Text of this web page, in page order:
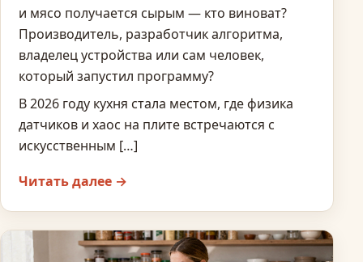
и мясо получается сырым — кто виноват?
Производитель, разработчик алгоритма,
владелец устройства или сам человек,
который запустил программу?
В 2026 году кухня стала местом, где физика
датчиков и хаос на плите встречаются с
искусственным […]
Читать далее →